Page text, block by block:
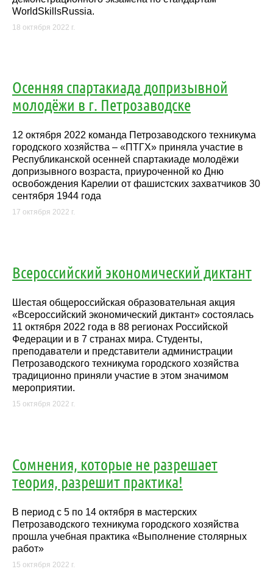
WorldSkillsRussia.
18 октября 2022 г.
Осенняя спартакиада допризывной
молодёжи в г. Петрозаводске
12 октября 2022 команда Петрозаводского техникума
городского хозяйства – «ПТГХ» приняла участие в
Республиканской осенней спартакиаде молодёжи
допризывного возраста, приуроченной ко Дню
освобождения Карелии от фашистских захватчиков 30
сентября 1944 года
17 октября 2022 г.
Всероссийский экономический диктант
Шестая общероссийская образовательная акция
«Всероссийский экономический диктант» состоялась
11 октября 2022 года в 88 регионах Российской
Федерации и в 7 странах мира. Студенты,
преподаватели и представители администрации
Петрозаводского техникума городского хозяйства
традиционно приняли участие в этом значимом
мероприятии.
15 октября 2022 г.
Сомнения, которые не разрешает
теория, разрешит практика!
В период с 5 по 14 октября в мастерских
Петрозаводского техникума городского хозяйства
прошла учебная практика «Выполнение столярных
работ»
15 октября 2022 г.